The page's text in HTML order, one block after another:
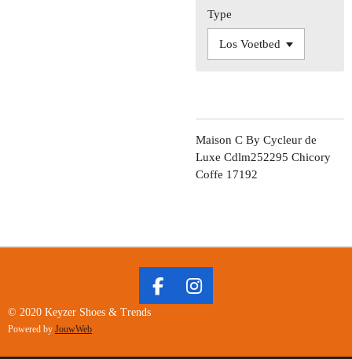
Type
Maison C By Cycleur de
Luxe Cdlm252295 Chicory
Coffe 17192
F
I
© 2020 Keyzer Shoes & Trends
Powered by JouwWeb